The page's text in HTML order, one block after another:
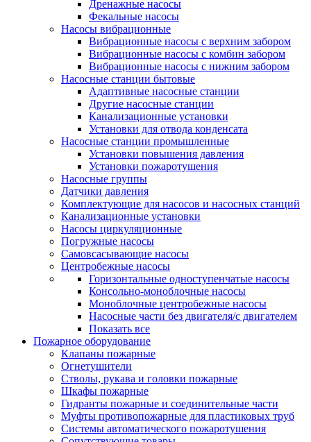
Дренажные насосы
Фекальные насосы
Насосы вибрационные
Вибрационные насосы с верхним забором
Вибрационные насосы с комбин забором
Вибрационные насосы с нижним забором
Насосные станции бытовые
Адаптивные насосные станции
Другие насосные станции
Канализационные установки
Установки для отвода конденсата
Насосные станции промышленные
Установки повышения давления
Установки пожаротушения
Насосные группы
Датчики давления
Комплектующие для насосов и насосных станций
Канализационные установки
Насосы циркуляционные
Погружные насосы
Самовсасывающие насосы
Центробежные насосы
Горизонтальные одноступенчатые насосы
Консольно-моноблочные насосы
Моноблочные центробежные насосы
Насосные части без двигателя/с двигателем
Показать все
Пожарное оборудование
Клапаны пожарные
Огнетушители
Стволы, рукава и головки пожарные
Шкафы пожарные
Гидранты пожарные и соединительные части
Муфты противопожарные для пластиковых труб
Системы автоматического пожаротушения